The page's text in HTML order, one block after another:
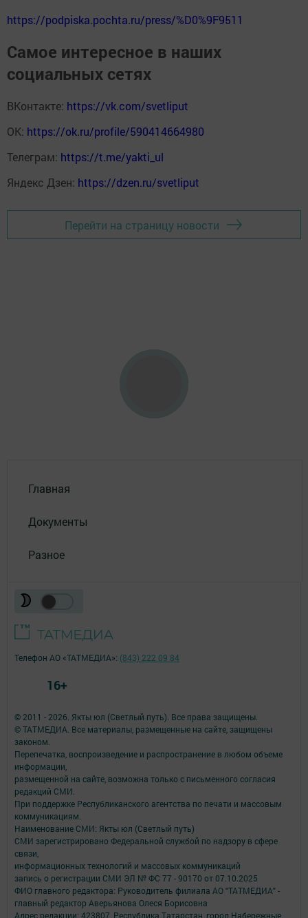
https://podpiska.pochta.ru/press/%D0%9F9511
Самое интересное в наших
социальных сетях
ВКонтакте: https://vk.com/svetliput
ОК: https://ok.ru/profile/590414664980
Телеграм: https://t.me/yakti_ul
Яндекс Дзен: https://dzen.ru/svetliput
Перейти на страницу новости
Главная
Документы
Разное
© 2011 - 2026. Якты юл (Светлый путь). Все права защищены.
© ТАТМЕДИА. Все материалы, размещенные на сайте, защищены
законом.
Перепечатка, воспроизведение и распространение в любом объеме
информации,
размещенной на сайте, возможна только с письменного согласия
редакций СМИ.
При поддержке Республиканского агентства по печати и массовым
коммуникациям.
Наименование СМИ: Якты юл (Светлый путь)
СМИ зарегистрировано Федеральной службой по надзору в сфере
связи,
информационных технологий и массовых коммуникаций
запись о регистрации СМИ ЭЛ № ФС 77 - 90170 от 07.10.2025
ФИО главного редактора: Руководитель филиала АО "ТАТМЕДИА" -
главный редактор Аверьянова Олеся Борисовна
Адрес редакции: 423807, Республика Татарстан, город Набережные
Телефон АО «ТАТМЕДИА»: (843) 222 09 84
16+